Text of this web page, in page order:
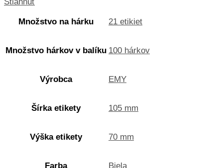
Množstvo na hárku 21 etikiet
Množstvo hárkov v balíku 100 hárkov
Výrobca EMY
Šírka etikety 105 mm
Výška etikety 70 mm
Farba Biela